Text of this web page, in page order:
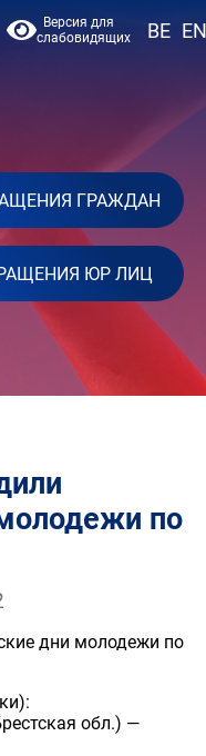
Версия для
слабовидящих
BE EN
ГРАЖДАН
ЮР ЛИЦ
по
дни молодежи по
обл.) —